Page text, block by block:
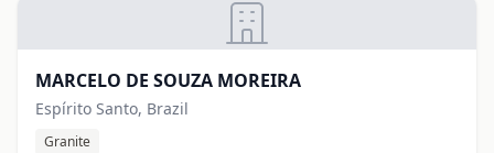
MARCELO DE SOUZA MOREIRA
Espírito Santo, Brazil
Granite